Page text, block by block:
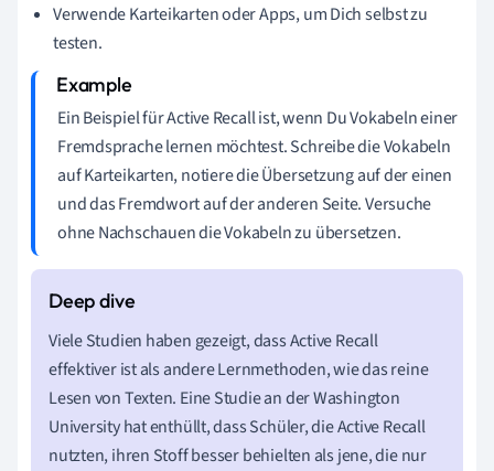
Verwende Karteikarten oder Apps, um Dich selbst zu
testen.
Ein Beispiel für Active Recall ist, wenn Du Vokabeln einer
Fremdsprache lernen möchtest. Schreibe die Vokabeln
auf Karteikarten, notiere die Übersetzung auf der einen
und das Fremdwort auf der anderen Seite. Versuche
ohne Nachschauen die Vokabeln zu übersetzen.
Viele Studien haben gezeigt, dass Active Recall
effektiver ist als andere Lernmethoden, wie das reine
Lesen von Texten. Eine Studie an der Washington
University hat enthüllt, dass Schüler, die Active Recall
nutzten, ihren Stoff besser behielten als jene, die nur